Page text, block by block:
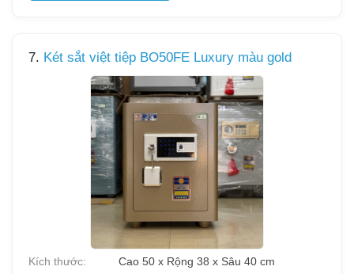
7. Két sắt việt tiệp BO50FE Luxury màu gold
Kích thước:
Cao 50 x Rộng 38 x Sâu 40 cm